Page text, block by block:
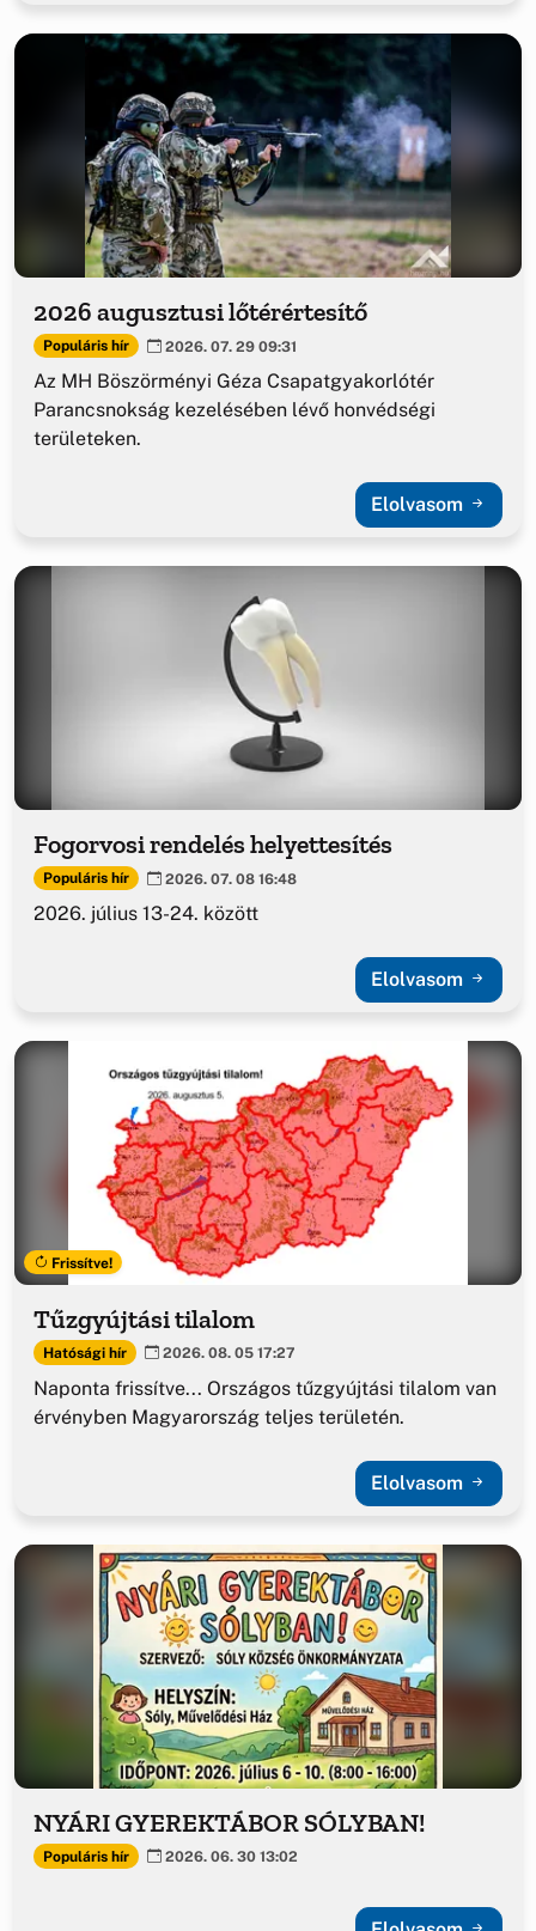
2026 augusztusi lőtérértesítő
Populáris hír 2026. 07. 29 09:31
Az MH Böszörményi Géza Csapatgyakorlótér
Parancsnokság kezelésében lévő honvédségi
területeken.
Elolvasom
Fogorvosi rendelés helyettesítés
Populáris hír 2026. 07. 08 16:48
2026. július 13-24. között
Elolvasom
Frissítve!
Tűzgyújtási tilalom
Hatósági hír 2026. 08. 05 17:27
Naponta frissítve... Országos tűzgyújtási tilalom van
érvényben Magyarország teljes területén.
Elolvasom
NYÁRI GYEREKTÁBOR SÓLYBAN!
Populáris hír 2026. 06. 30 13:02